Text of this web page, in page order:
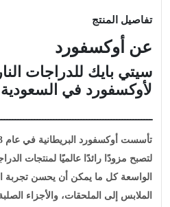
تفاصيل المنتج
عن أوكسفورد
سيتي بايك للدراجات
لأوكسفورد في السعودية
لتصبح مزودًا رائدًا عالميًا لمنتجات
الواسعة كل ما يمكن أن يحسن تجربة
الملابس إلى الملحقات، والأجزاء